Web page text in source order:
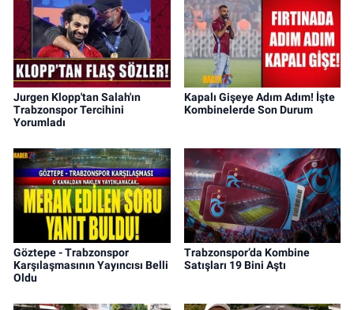
Jurgen Klopp'tan Salah'ın
Trabzonspor Tercihini
Yorumladı
Kapalı Gişeye Adım Adım! İşte
Kombinelerde Son Durum
Göztepe - Trabzonspor
Karşılaşmasının Yayıncısı Belli
Oldu
Trabzonspor’da Kombine
Satışları 19 Bini Aştı